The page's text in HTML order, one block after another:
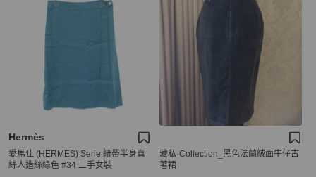
Hermès
愛馬仕 (HERMES) Serie 紐帶半身真
絲人造絲綠色 #34 二手女裝
藏私·Collection_黑色法蘭絨面牛仔古
著裙